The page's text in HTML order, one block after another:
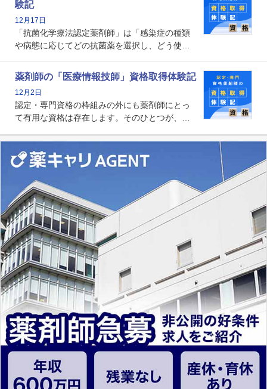
貢献する姿は、今も病院薬剤師にとって一目置
かれる存在です。
験記
12月17日
「抗菌化学療法認定薬剤師」は「感染症の種類
や病態に応じてどの抗菌薬を選択し、どう使っ
る薬剤師です。現在、感染防止対策加算の施設
基準に専任の薬剤師配置が挙げられており、今
後は感染症領域で薬剤師に、より多くの役割が
求められる可能性もあります。
薬剤師の「医療情報技師」資格取得体験記
12月2日
認定・専門資格の枠組みの外にも薬剤師にとっ
て有用な資格は存在します。そのひとつが、
査データ、投薬歴など非常に多岐にわたる医療
データを利活用し、またシステム管理できるこ
とは、病院薬剤師を中心に大きな武器になりま
す。